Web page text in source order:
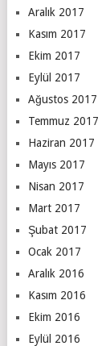
Aralık 2017
Kasım 2017
Ekim 2017
Eylül 2017
Ağustos 2017
Temmuz 2017
Haziran 2017
Mayıs 2017
Nisan 2017
Mart 2017
Şubat 2017
Ocak 2017
Aralık 2016
Kasım 2016
Ekim 2016
Eylül 2016